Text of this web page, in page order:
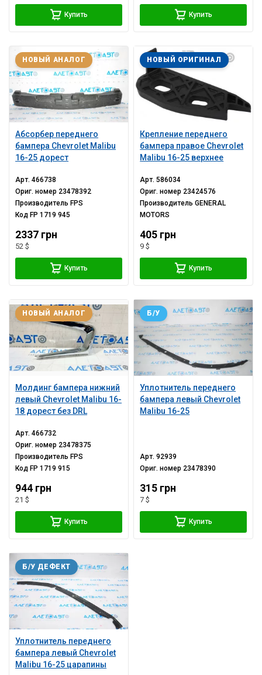
Купить Купить
Абсорбер переднего
бампера Chevrolet Malibu
16-25 дорест
НОВЫЙ АНАЛОГ
Арт.466738
Ориг. номер 23478392
Производитель FPS
Код FP 1719 945
2337 грн
52 $
Купить
Крепление переднего
бампера правое Chevrolet
Malibu 16-25 верхнее
НОВЫЙ ОРИГИНАЛ
Арт.586034
Ориг. номер 23424576
ПроизводительGENERAL
MOTORS
405 грн
9 $
Купить
Молдинг бампера нижний
левый Chevrolet Malibu 16-
18 дорест без DRL
НОВЫЙ АНАЛОГ
Арт.466732
Ориг. номер 23478375
Производитель FPS
Код FP 1719 915
944 грн
21 $
Купить
Уплотнитель переднего
бампера левый Chevrolet
Malibu 16-25
Б/У
Арт.92939
Ориг. номер 23478390
315 грн
7 $
Купить
Уплотнитель переднего
бампера левый Chevrolet
Malibu 16-25 царапины
Б/У ДЕФЕКТ